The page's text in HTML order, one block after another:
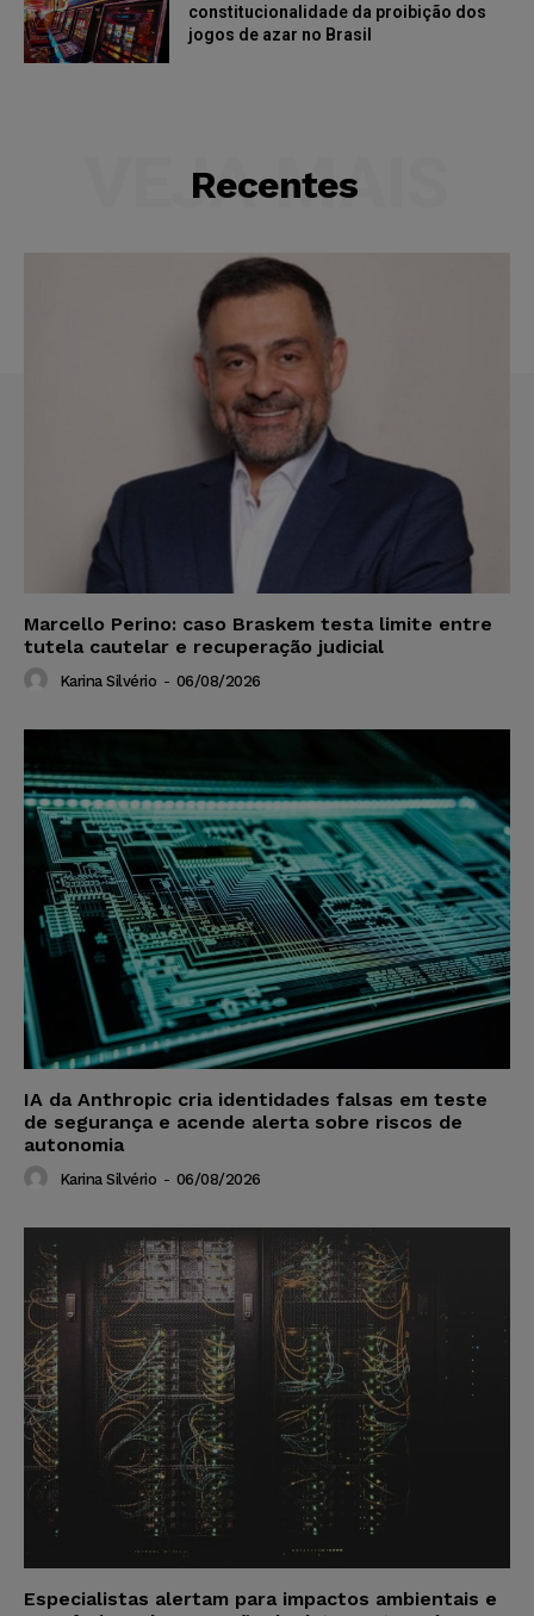
constitucionalidade da proibição dos
jogos de azar no Brasil
Recentes
VEJA MAIS
Marcello Perino: caso Braskem testa limite entre
tutela cautelar e recuperação judicial
Karina Silvério - 06/08/2026
IA da Anthropic cria identidades falsas em teste
de segurança e acende alerta sobre riscos de
autonomia
Karina Silvério - 06/08/2026
Especialistas alertam para impactos ambientais e